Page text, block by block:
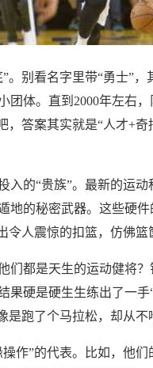
。别看名字里带“勇士”
团体。直到2000年左右
，答案其实就是“人才+
入的“贵族”。最新的运
地的秘密武器。这些硬
令人震惊的扣篮，仿佛篮
们都是天生的运动健将
果硬是硬生生练出了一
跑了个马拉松，却从不
作”的代表。比如，他